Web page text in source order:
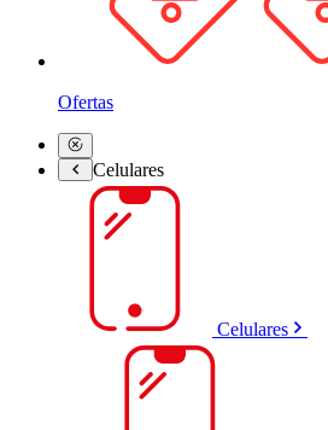
Ofertas
Celulares
Celulares